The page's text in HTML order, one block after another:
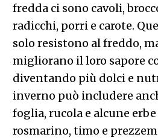
fredda ci sono cavoli,
radicchi, porri e carote.
solo resistono al freddo,
migliorano il loro sapore
diventando più dolci e
inverno può includere
foglia, rucola e alcune
rosmarino, timo e